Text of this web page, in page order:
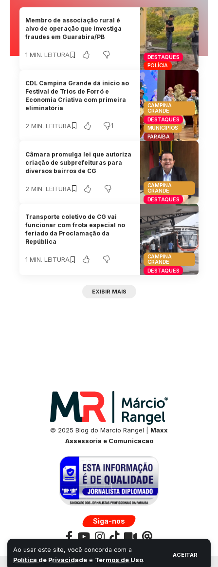
Ao usar este site, você concorda com a
Política de Privacidade e Termos de Uso.
ACEITAR
DESTAQUES
POLÍCIA
Membro de associação rural é
alvo de operação que investiga
fraudes em Guarabira/PB
1 MIN. LEITURA
CAMPINA
GRANDE
DESTAQUES
MUNICÍPIOS
PARAÍBA
CDL Campina Grande dá inicio ao
Festival de Trios de Forró e
Economia Criativa com primeira
eliminatória
2 MIN. LEITURA 1
CAMPINA
GRANDE
DESTAQUES
Câmara promulga lei que autoriza
criação de subprefeituras para
diversos bairros de CG
2 MIN. LEITURA
CAMPINA
GRANDE
DESTAQUES
Transporte coletivo de CG vai
funcionar com frota especial no
feriado da Proclamação da
República
1 MIN. LEITURA
EXIBIR MAIS
© 2025 Blog do Marcio Rangel | Maxx
Assessoria e Comunicacao
Siga-nos